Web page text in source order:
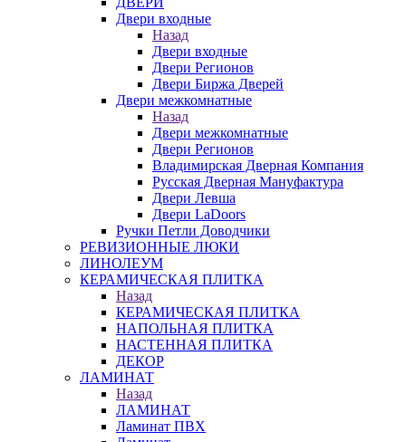
Двери входные
Назад
Двери входные
Двери Регионов
Двери Биржа Дверей
Двери межкомнатные
Назад
Двери межкомнатные
Двери Регионов
Владимирская Дверная Компания
Русская Дверная Мануфактура
Двери Левша
Двери LaDoors
Ручки Петли Доводчики
РЕВИЗИОННЫЕ ЛЮКИ
ЛИНОЛЕУМ
КЕРАМИЧЕСКАЯ ПЛИТКА
Назад
КЕРАМИЧЕСКАЯ ПЛИТКА
НАПОЛЬНАЯ ПЛИТКА
НАСТЕННАЯ ПЛИТКА
ДЕКОР
ЛАМИНАТ
Назад
ЛАМИНАТ
Ламинат ПВХ